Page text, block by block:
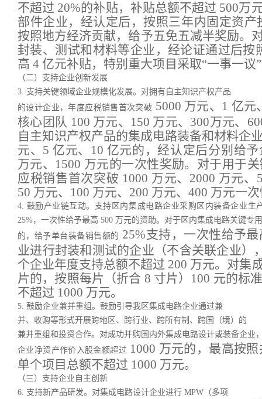
不超过 20%的补贴，补贴总额不超过 500万
部件企业，经认定后，按照三年内固定资
按照地方经济贡献，给予五免五减半奖励。
封装、测试和材料等企业，经论证通过后
高 4 亿元补贴，特别重大项目采取“一事一议
（二）支持企业创新发展
3. 支持关键领域企业规模化发展。对拥有自主知识产权产品
的设计企业，年度应税销售首次突破 5000 万元、1 亿
核心团队 100 万元、150 万元、300万元、
自主知识产权产品的集成电路装备和材料企
元、5 亿元、10 亿元的，经认定后分别给
万元、1500 万元的一次性奖励。对于用于
应税销售首次突破 1000 万元、2000 万元
50 万元、100 万元、200 万元、400 万元一
4. 鼓励产业链互动。支持区内集成电路企业采购区内装备企业
25%，一次性给予最高 500 万元的资助。对于区内集成电路关键
的，给予单台装备销售额的 25%支持，一次性给予
业进行封装和测试的企业（不含关联企业）
个企业年度支持总额不超过 200 万元。对集
片的，按照每片（折合 8 寸片）100 元的标
不超过 1000 万元。
5. 鼓励企业兼并重组。鼓励引导我区集成电路企业通过兼
并、收购等形式开展跨地区、跨行业、跨所有制、跨国（境）的
兼并重组和投资合作。对成功并购国内外集成电路设计或装备企
企业净资产作价入股金额超过 1000 万元的，最高按
单个项目总额不超过 1000 万元。
（三）支持企业自主创新
6. 支持新产品研发。对集成电路设计企业进行 MPW（多项